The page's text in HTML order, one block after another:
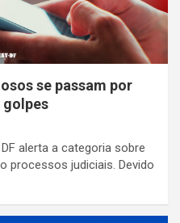
se passam por
golpes
alerta a categoria sobre
processos judiciais. Devido